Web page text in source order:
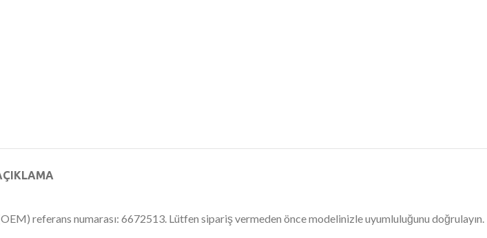
referans numarası: 6672513. Lütfen sipariş vermeden önce modelinizle uyumluluğunu doğrulayın.